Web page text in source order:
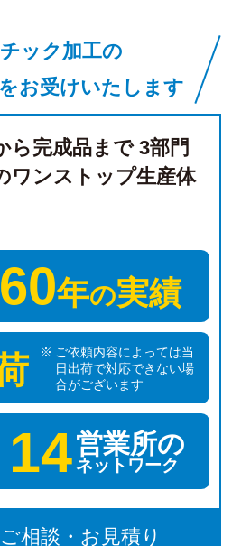
ック加工の
お受けいたします
ら完成品まで 3部門
ワンストップ生産体
60年の実績
ご依頼内容によっては当
日出荷で対応できない場
合がございます
14営業所の
ネットワーク
相談・お見積り